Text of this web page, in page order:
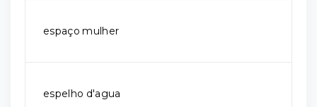
espaço mulher
espelho d'agua